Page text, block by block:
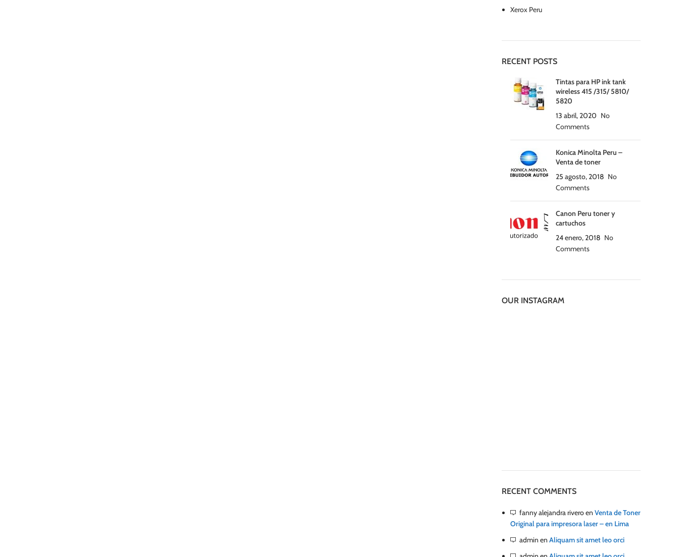
Xerox Peru
RECENT POSTS
Tintas para HP ink tank
wireless 415 /315/ 5810/
5820
13 abril, 2020 No
Comments
Konica Minolta Peru –
Venta de toner
25 agosto, 2018 No
Comments
Canon Peru toner y
cartuchos
24 enero, 2018 No
Comments
OUR INSTAGRAM
RECENT COMMENTS
fanny alejandra riveroen Venta de Toner
Original para impresora laser – en Lima
admin en Aliquam sit amet leo orci